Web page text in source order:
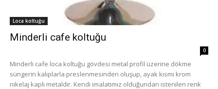
Loca koltuğu
Minderli cafe koltuğu
0
Minderli cafe loca koltuğu gövdesi metal profil üzerine dökme
süngerin kalıplarla preslenmesinden oluşup, ayak kısmı krom
nikelaj kaplı metaldir. Kendi imalatımız olduğundan istenilen renk